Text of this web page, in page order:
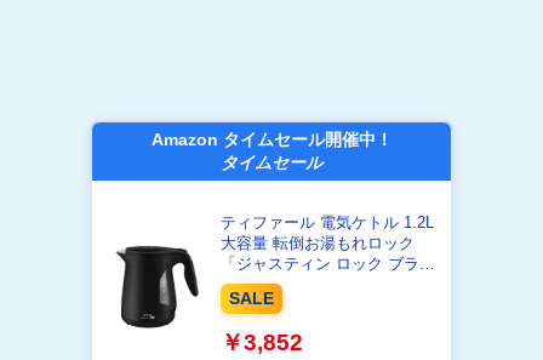
Amazon タイムセール開催中！
タイムセール
ティファール 電気ケトル 1.2L
大容量 転倒お湯もれロック
「ジャスティン ロック ブラッ
ク」 省スチーム設計
KO5908JPA
SALE
￥3,852